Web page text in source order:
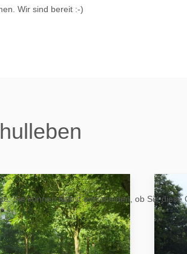
Wir sind bereit :-)
Sie können selbst entscheiden, ob Sie